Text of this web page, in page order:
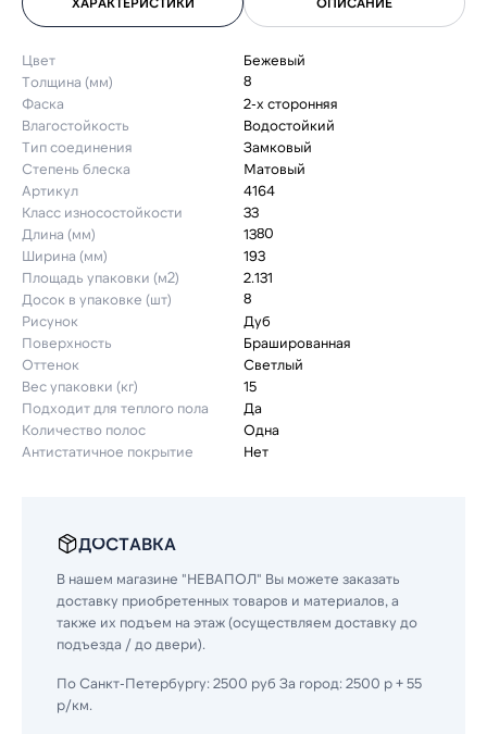
Цвет
Бежевый
Толщина (мм)
8
Фаска
2-х сторонняя
Влагостойкость
Водостойкий
Тип соединения
Замковый
Степень блеска
Матовый
Артикул
4164
Класс износостойкости
33
Длина (мм)
1380
Ширина (мм)
193
Площадь упаковки (м2)
2.131
Досок в упаковке (шт)
8
Рисунок
Дуб
Поверхность
Брашированная
Оттенок
Светлый
Вес упаковки (кг)
15
Подходит для теплого пола
Да
Количество полос
Одна
Антистатичное покрытие
Нет
ДОСТАВКА
В нашем магазине "НЕВАПОЛ" Вы можете заказать
доставку приобретенных товаров и материалов, а
также их подъем на этаж (осуществляем доставку до
подъезда / до двери).
По Санкт-Петербургу: 2500 руб За город: 2500 р + 55
р/км.